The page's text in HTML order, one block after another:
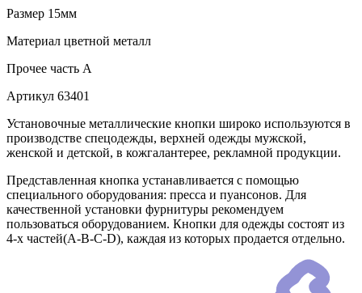
Размер 15мм
Материал цветной металл
Прочее часть A
Артикул 63401
Установочные металлические кнопки широко используются в
производстве спецодежды, верхней одежды мужской,
женской и детской, в кожгалантерее, рекламной продукции.
Представленная кнопка устанавливается с помощью
специального оборудования: пресса и пуансонов. Для
качественной установки фурнитуры рекомендуем
пользоваться оборудованием. Кнопки для одежды состоят из
4-х частей(А-В-С-D), каждая из которых продается отдельно.